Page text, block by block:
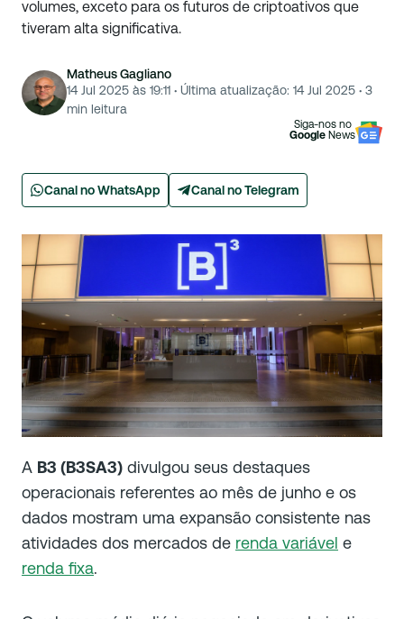
volumes, exceto para os futuros de criptoativos que
tiveram alta significativa.
Matheus Gagliano
14 Jul 2025 às 19:11 · Última atualização: 14 Jul 2025 · 3
min leitura
Siga-nos no
Google News
Canal no WhatsApp Canal no Telegram
A B3 (B3SA3) divulgou seus destaques
operacionais referentes ao mês de junho e os
dados mostram uma expansão consistente nas
atividades dos mercados de renda variável e
renda fixa.